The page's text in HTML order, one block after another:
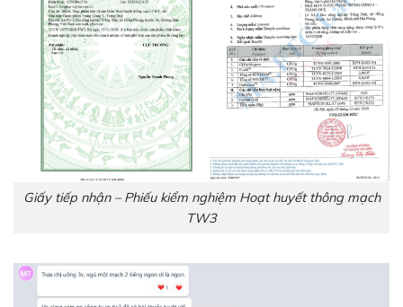
Giấy tiếp nhận – Phiếu kiểm nghiệm Hoạt huyết thông mạch
TW3